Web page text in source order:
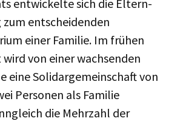
entwickelte sich die Eltern-
zum entscheidenden
einer Familie. Im frühen
von einer wachsenden
eine Solidargemeinschaft von
Personen als Familie
die Mehrzahl der